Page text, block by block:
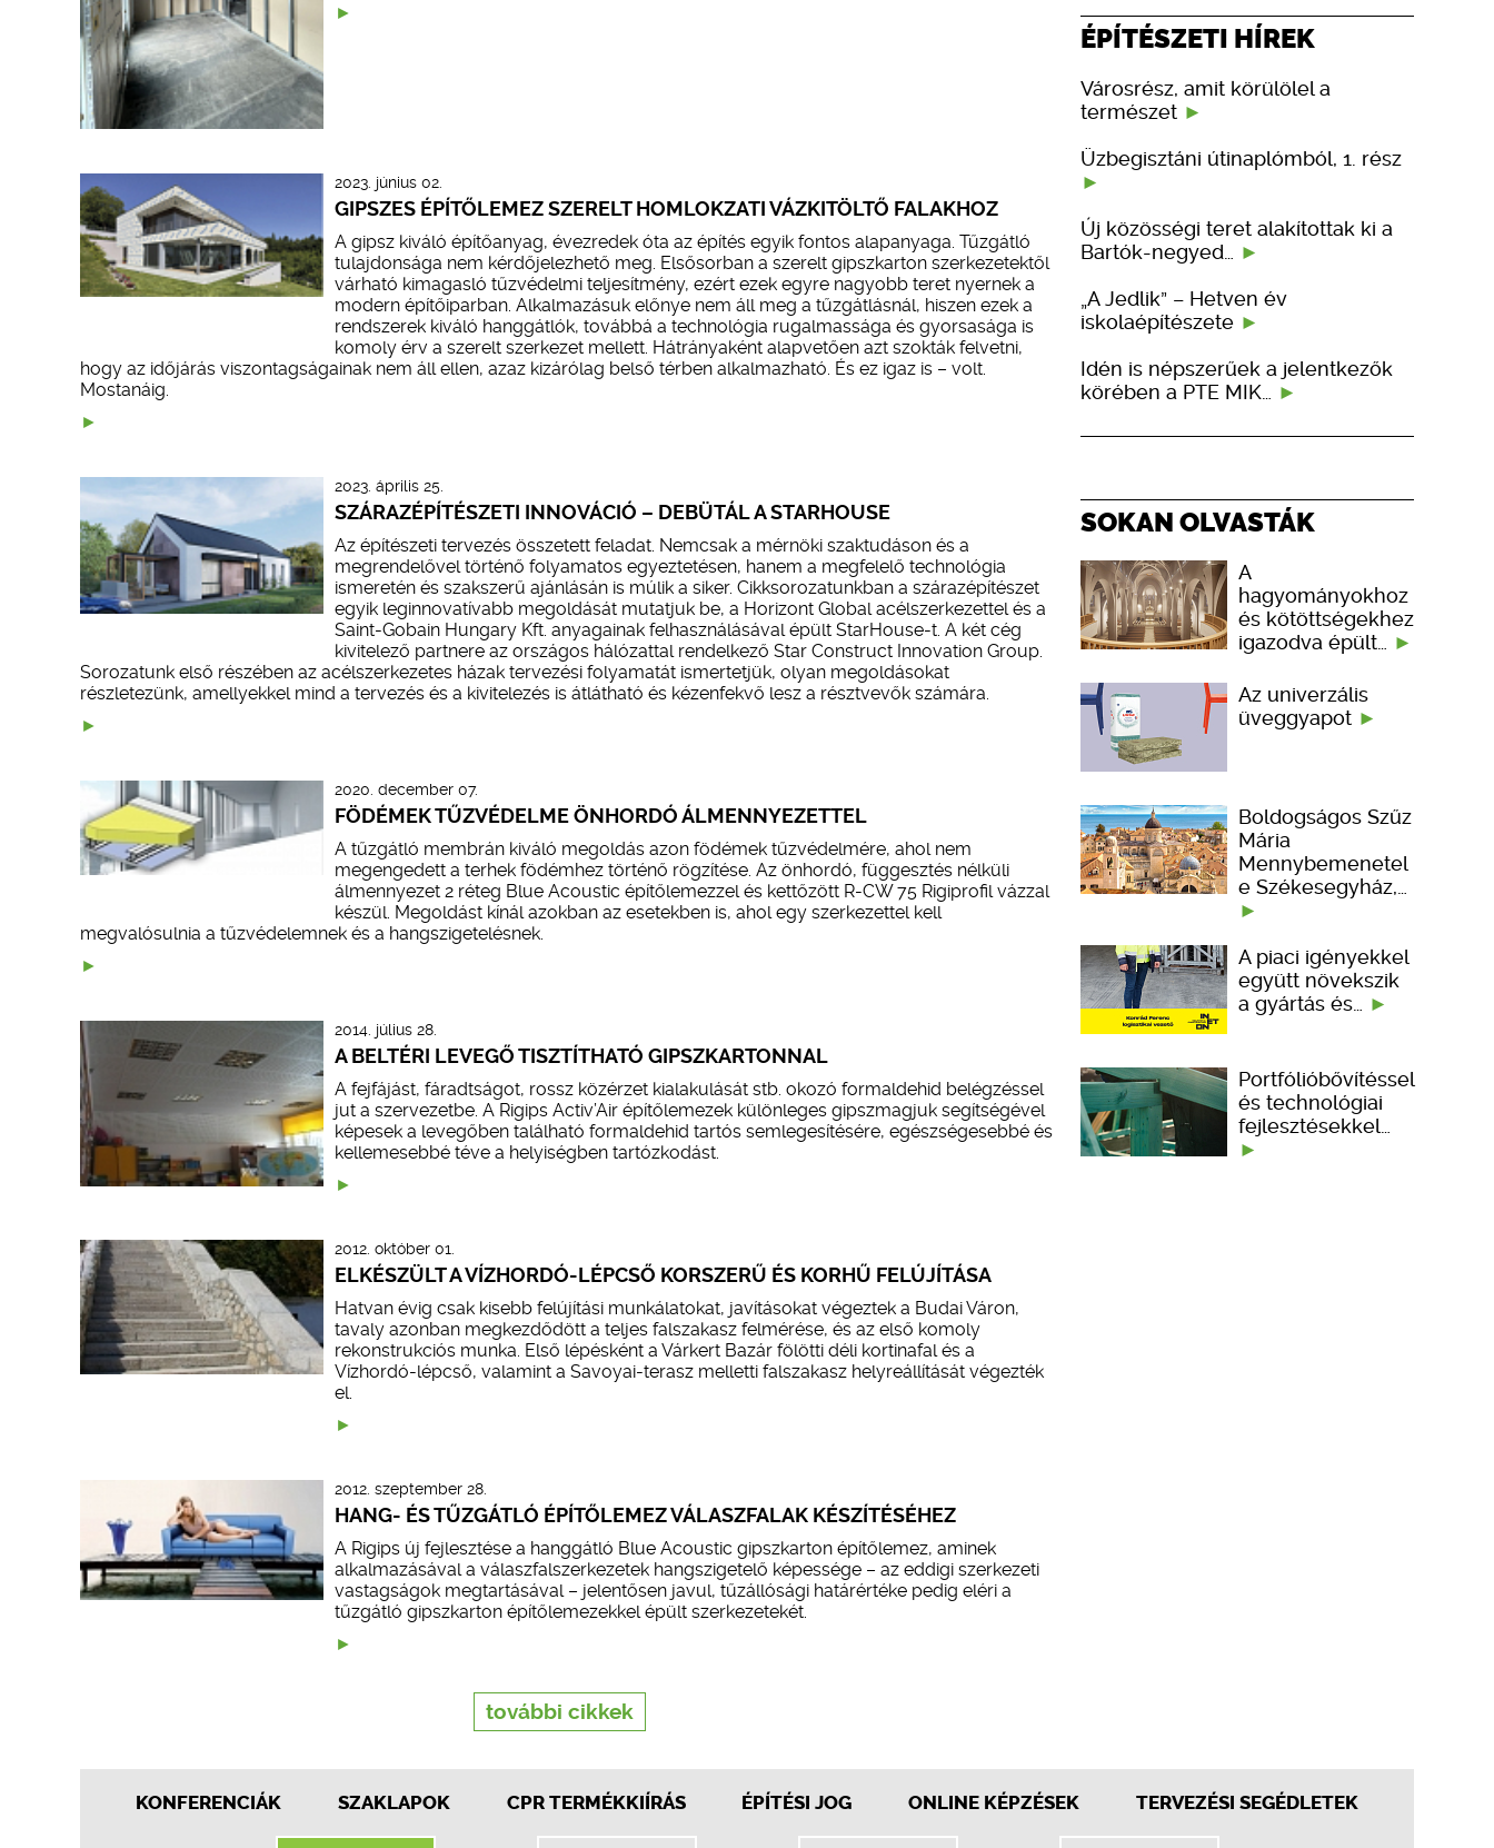
2023. június 02.
GIPSZES ÉPÍTŐLEMEZ SZERELT HOMLOKZATI VÁZKITÖLTŐ FALAKHOZ
A gipsz kiváló építőanyag, évezredek óta az építés egyik fontos alapanyaga. Tűzgátló
tulajdonsága nem kérdőjelezhető meg. Elsősorban a szerelt gipszkarton szerkezetektől
várható kimagasló tűzvédelmi teljesítmény, ezért ezek egyre nagyobb teret nyernek a
modern építőiparban. Alkalmazásuk előnye nem áll meg a tűzgátlásnál, hiszen ezek a
rendszerek kiváló hanggátlók, továbbá a technológia rugalmassága és gyorsasága is
komoly érv a szerelt szerkezet mellett. Hátrányaként alapvetően azt szokták felvetni,
hogy az időjárás viszontagságainak nem áll ellen, azaz kizárólag belső térben alkalmazható. És ez igaz is – volt.
Mostanáig.
2023. április 25.
SZÁRAZÉPÍTÉSZETI INNOVÁCIÓ – DEBÜTÁL A STARHOUSE
Az építészeti tervezés összetett feladat. Nemcsak a mérnöki szaktudáson és a
megrendelővel történő folyamatos egyeztetésen, hanem a megfelelő technológia
ismeretén és szakszerű ajánlásán is múlik a siker. Cikksorozatunkban a szárazépítészet
egyik leginnovatívabb megoldását mutatjuk be, a Horizont Global acélszerkezettel és a
Saint-Gobain Hungary Kft. anyagainak felhasználásával épült StarHouse-t. A két cég
kivitelező partnere az országos hálózattal rendelkező Star Construct Innovation Group.
Sorozatunk első részében az acélszerkezetes házak tervezési folyamatát ismertetjük, olyan megoldásokat
részletezünk, amellyekkel mind a tervezés és a kivitelezés is átlátható és kézenfekvő lesz a résztvevők számára.
2020. december 07.
FÖDÉMEK TŰZVÉDELME ÖNHORDÓ ÁLMENNYEZETTEL
A tűzgátló membrán kiváló megoldás azon födémek tűzvédelmére, ahol nem
megengedett a terhek födémhez történő rögzítése. Az önhordó, függesztés nélküli
álmennyezet 2 réteg Blue Acoustic építőlemezzel és kettőzött R-CW 75 Rigiprofil vázzal
készül. Megoldást kínál azokban az esetekben is, ahol egy szerkezettel kell
megvalósulnia a tűzvédelemnek és a hangszigetelésnek.
2014. július 28.
A BELTÉRI LEVEGŐ TISZTÍTHATÓ GIPSZKARTONNAL
A fejfájást, fáradtságot, rossz közérzet kialakulását stb. okozó formaldehid belégzéssel
jut a szervezetbe. A Rigips Activ’Air építőlemezek különleges gipszmagjuk segítségével
képesek a levegőben található formaldehid tartós semlegesítésére, egészségesebbé és
kellemesebbé téve a helyiségben tartózkodást.
2012. október 01.
ELKÉSZÜLT A VÍZHORDÓ-LÉPCSŐ KORSZERŰ ÉS KORHŰ FELÚJÍTÁSA
Hatvan évig csak kisebb felújítási munkálatokat, javításokat végeztek a Budai Váron,
tavaly azonban megkezdődött a teljes falszakasz felmérése, és az első komoly
rekonstrukciós munka. Első lépésként a Várkert Bazár fölötti déli kortinafal és a
Vízhordó-lépcső, valamint a Savoyai-terasz melletti falszakasz helyreállítását végezték
el.
2012. szeptember 28.
HANG- ÉS TŰZGÁTLÓ ÉPÍTŐLEMEZ VÁLASZFALAK KÉSZÍTÉSÉHEZ
A Rigips új fejlesztése a hanggátló Blue Acoustic gipszkarton építőlemez, aminek
alkalmazásával a válaszfalszerkezetek hangszigetelő képessége – az eddigi szerkezeti
vastagságok megtartásával – jelentősen javul, tűzállósági határértéke pedig eléri a
tűzgátló gipszkarton építőlemezekkel épült szerkezetekét.
további cikkek
ÉPÍTÉSZETI HÍREK
Városrész, amit körülölel a
természet
Üzbegisztáni útinaplómból, 1. rész
Új közösségi teret alakítottak ki a
Bartók-negyed…
„A Jedlik” – Hetven év
iskolaépítészete
Idén is népszerűek a jelentkezők
körében a PTE MIK…
SOKAN OLVASTÁK
A
hagyományokhoz
és kötöttségekhez
igazodva épült…
Az univerzális
üveggyapot
Boldogságos Szűz
Mária
Mennybemenetel
e Székesegyház,…
A piaci igényekkel
együtt növekszik
a gyártás és…
Portfólióbővítéssel
és technológiai
fejlesztésekkel…
KONFERENCIÁK SZAKLAPOK CPR TERMÉKKIÍRÁS ÉPÍTÉSI JOG ONLINE KÉPZÉSEK TERVEZÉSI SEGÉDLETEK